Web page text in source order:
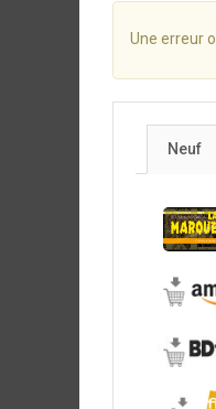
Une erreur
Neuf